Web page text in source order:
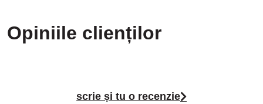
Opiniile clienților
scrie și tu o recenzie